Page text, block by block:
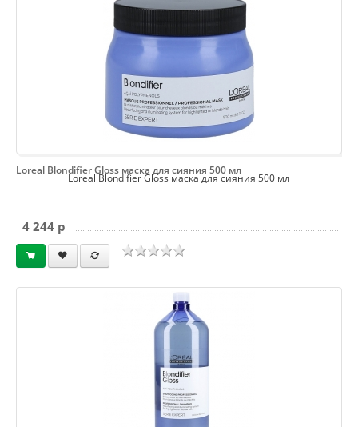
Loreal Blondifier Gloss маска для сияния 500 мл
Loreal Blondifier Gloss маска для сияния 500 мл
4 244 p